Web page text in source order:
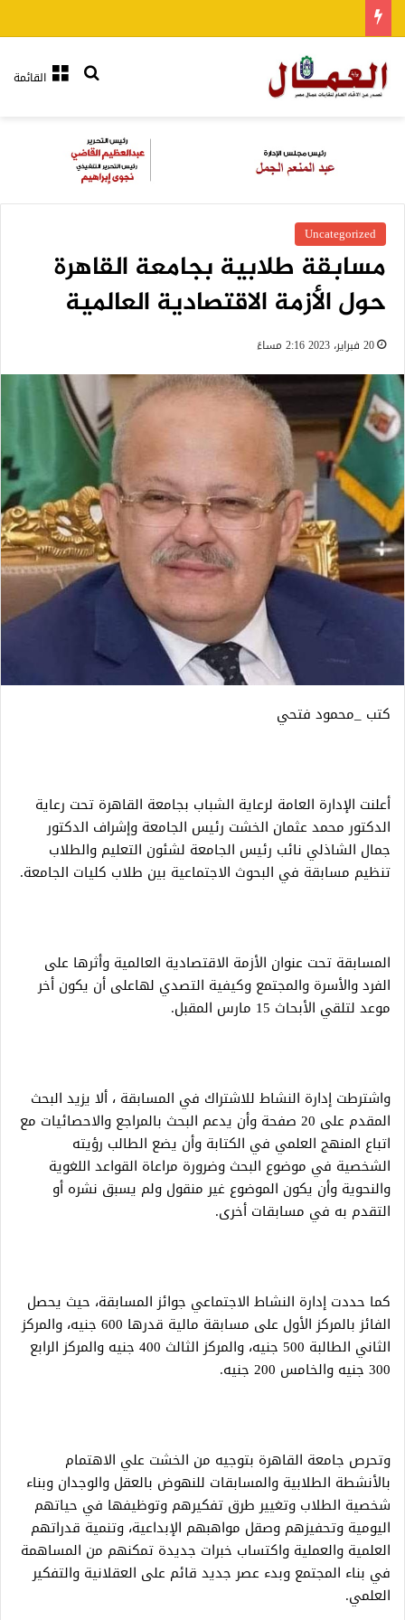
القائمةبحث عن
Uncategorized
مسابقة طلابية بجامعة القاهرة
حول الأزمة الاقتصادية العالمية
20 فبراير، 2023 2:16 مساءً
كتب _محمود فتحي
أعلنت الإدارة العامة لرعاية الشباب بجامعة القاهرة تحت رعاية
الدكتور محمد عثمان الخشت رئيس الجامعة وإشراف الدكتور
جمال الشاذلي نائب رئيس الجامعة لشئون التعليم والطلاب
تنظيم مسابقة في البحوث الاجتماعية بين طلاب كليات الجامعة.
المسابقة تحت عنوان الأزمة الاقتصادية العالمية وأثرها على
الفرد والأسرة والمجتمع وكيفية التصدي لهاعلى أن يكون أخر
موعد لتلقي الأبحاث 15 مارس المقبل.
واشترطت إدارة النشاط للاشتراك في المسابقة ، ألا يزيد البحث
المقدم على 20 صفحة وأن يدعم البحث بالمراجع والاحصائيات مع
اتباع المنهج العلمي في الكتابة وأن يضع الطالب رؤيته
الشخصية في موضوع البحث وضرورة مراعاة القواعد اللغوية
والنحوية وأن يكون الموضوع غير منقول ولم يسبق نشره أو
التقدم به في مسابقات أخرى.
كما حددت إدارة النشاط الاجتماعي جوائز المسابقة، حيث يحصل
الفائز بالمركز الأول على مسابقة مالية قدرها 600 جنيه، والمركز
الثاني الطالبة 500 جنيه، والمركز الثالث 400 جنيه والمركز الرابع
300 جنيه والخامس 200 جنيه.
وتحرص جامعة القاهرة بتوجيه من الخشت علي الاهتمام
بالأنشطة الطلابية والمسابقات للنهوض بالعقل والوجدان وبناء
شخصية الطلاب وتغيير طرق تفكيرهم وتوظيفها في حياتهم
اليومية وتحفيزهم وصقل مواهبهم الإبداعية، وتنمية قدراتهم
العلمية والعملية واكتساب خبرات جديدة تمكنهم من المساهمة
في بناء المجتمع وبدء عصر جديد قائم على العقلانية والتفكير
العلمي.